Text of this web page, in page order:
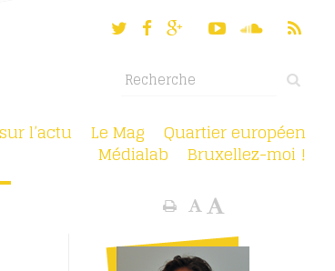
l’actu Le Mag Quartier européen
Médialab Bruxellez-moi !